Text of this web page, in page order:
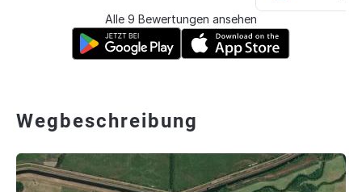
Alle 9 Bewertungen ansehen
Wegbeschreibung